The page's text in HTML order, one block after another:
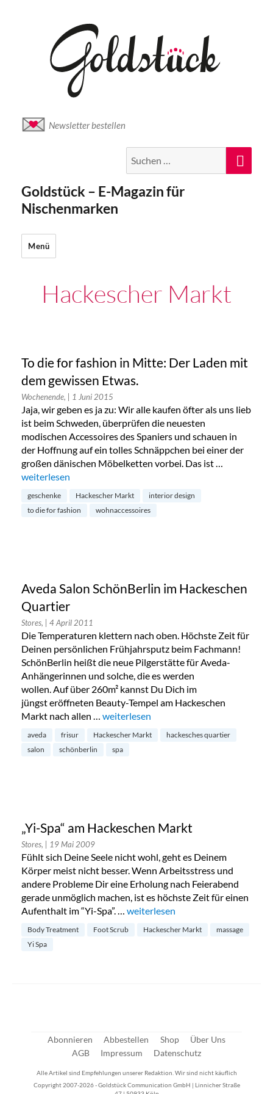
Newsletter bestellen
nach:
Goldstück – E-Magazin für
Nischenmarken
Menü
Hackescher Markt
To die for fashion in Mitte: Der Laden mit
dem gewissen Etwas.
Wochenende, | 1 Juni 2015
Jaja, wir geben es ja zu: Wir alle kaufen öfter als uns lieb
ist beim Schweden, überprüfen die neuesten
modischen Accessoires des Spaniers und schauen in
der Hoffnung auf ein tolles Schnäppchen bei einer der
großen dänischen Möbelketten vorbei. Das ist …
„To die for fashion in Mitte: Der Laden mit dem gewissen
weiterlesen
geschenke Hackescher Markt
interior design
to die for fashion
wohnaccessoires
Aveda Salon SchönBerlin im Hackeschen
Quartier
Stores, | 4 April 2011
Die Temperaturen klettern nach oben. Höchste Zeit für
Deinen persönlichen Frühjahrsputz beim Fachmann!
SchönBerlin heißt die neue Pilgerstätte für Aveda-
Anhängerinnen und solche, die es werden
wollen. Auf über 260m² kannst Du Dich im
jüngst eröffneten Beauty-Tempel am Hackeschen
Markt nach allen … „Aveda Salon SchönBerlin im
weiterlesen
aveda frisur Hackescher Markt
hackesches quartier
salon
schönberlin spa
„Yi-Spa“ am Hackeschen Markt
Stores, | 19 Mai 2009
Fühlt sich Deine Seele nicht wohl, geht es Deinem
Körper meist nicht besser. Wenn Arbeitsstress und
andere Probleme Dir eine Erholung nach Feierabend
gerade unmöglich machen, ist es höchste Zeit für einen
Aufenthalt im “Yi-Spa”. … „„Yi-Spa“ am Hackeschen Markt“
weiterlesen
Body Treatment Foot Scrub Hackescher Markt
massage
Yi Spa
Abonnieren Abbestellen Shop
Über Uns
AGB
Impressum Datenschutz
Alle Artikel sind Empfehlungen unserer Redaktion. Wir sind nicht käuflich
Copyright 2007-2026 - Goldstück Communication GmbH | Linnicher Straße